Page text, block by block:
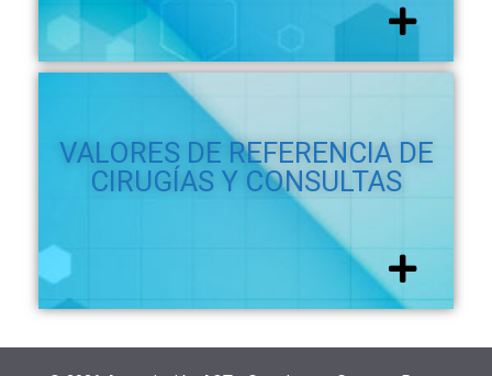
VALORES DE REFERENCIA DE
CIRUGÍAS Y CONSULTAS